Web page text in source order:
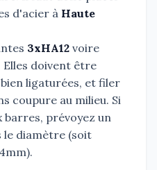
d'acier à Haute
3xHA12 voire
Elles doivent être
ligaturées, et filer
coupure au milieu. Si
barres, prévoyez un
le diamètre (soit